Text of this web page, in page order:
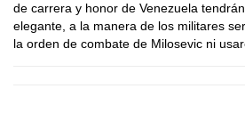
de carrera y honor de Venezuela
elegante, a la manera de los militares
la orden de combate de Milosevic ni